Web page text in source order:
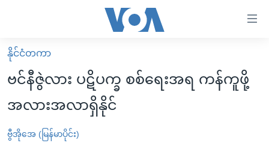
လွယ်ကူ
စေ
များ
မူလစာမျက်နှာ
မြန်မာ
ကမ္ဘာ့သတင်းများ
နိုင်ငံတကာ
ဗွီဒီယို
နိုင်ငံတကာ
ဗင်နီဇွဲလား ပဋိပက္ခ စစ်ရေးအရ ကန်ကူဖို့
အလားအလာရှိနိုင်
ဗွီအိုအေ (မြန်မာပိုင်း)